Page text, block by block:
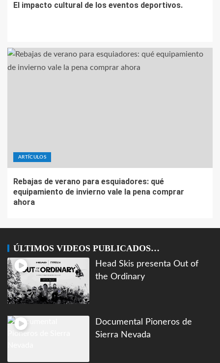
El impacto cultural de los eventos deportivos.
ARTÍCULOS
Rebajas de verano para esquiadores: qué
equipamiento de invierno vale la pena comprar
ahora
ÚLTIMOS VIDEOS PUBLICADOS…
Head Skis presenta Out of
the Ordinary
Documental Pioneros de
Sierra Nevada